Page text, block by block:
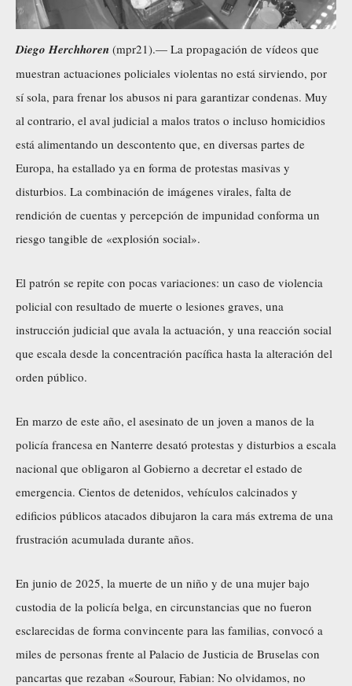
Diego Herchhoren (mpr21).— La propagación de vídeos que
muestran actuaciones policiales violentas no está sirviendo, por
sí sola, para frenar los abusos ni para garantizar condenas. Muy
al contrario, el aval judicial a malos tratos o incluso homicidios
está alimentando un descontento que, en diversas partes de
Europa, ha estallado ya en forma de protestas masivas y
disturbios. La combinación de imágenes virales, falta de
rendición de cuentas y percepción de impunidad conforma un
riesgo tangible de «explosión social».
El patrón se repite con pocas variaciones: un caso de violencia
policial con resultado de muerte o lesiones graves, una
instrucción judicial que avala la actuación, y una reacción social
que escala desde la concentración pacífica hasta la alteración del
orden público.
En marzo de este año, el asesinato de un joven a manos de la
policía francesa en Nanterre desató protestas y disturbios a escala
nacional que obligaron al Gobierno a decretar el estado de
emergencia. Cientos de detenidos, vehículos calcinados y
edificios públicos atacados dibujaron la cara más extrema de una
frustración acumulada durante años.
En junio de 2025, la muerte de un niño y de una mujer bajo
custodia de la policía belga, en circunstancias que no fueron
esclarecidas de forma convincente para las familias, convocó a
miles de personas frente al Palacio de Justicia de Bruselas con
pancartas que rezaban «Sourour, Fabian: No olvidamos, no